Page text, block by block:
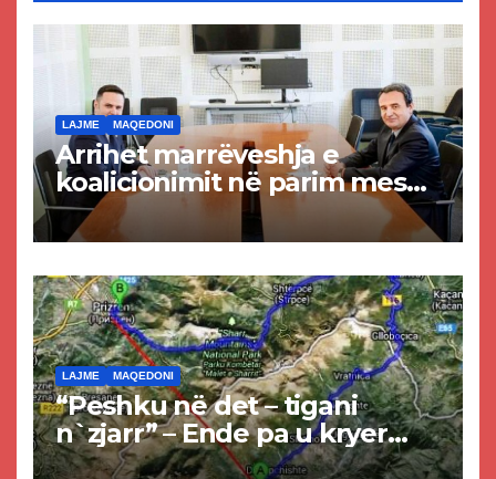
LAJME MAQEDONI
Arrihet marrëveshja e
koalicionimit në parim mes
Kurtit dhe Abdixhikut
LAJME MAQEDONI
“Peshku në det – tigani
n`zjarr” – Ende pa u kryer
projekti i tunelit, komuna e